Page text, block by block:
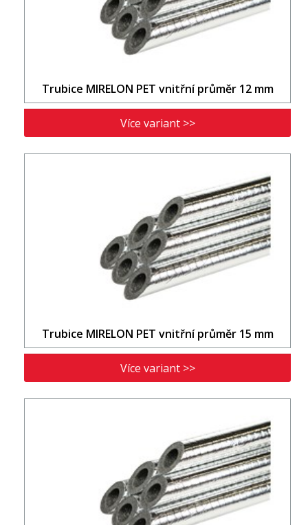
Trubice MIRELON PET vnitřní průměr 12 mm
Více variant >>
Trubice MIRELON PET vnitřní průměr 15 mm
Více variant >>